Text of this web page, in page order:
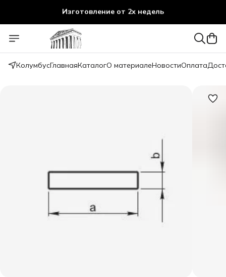
Изготовление от 2х недель
КолумбусГлавнаяКаталогО материалеНовостиОплата